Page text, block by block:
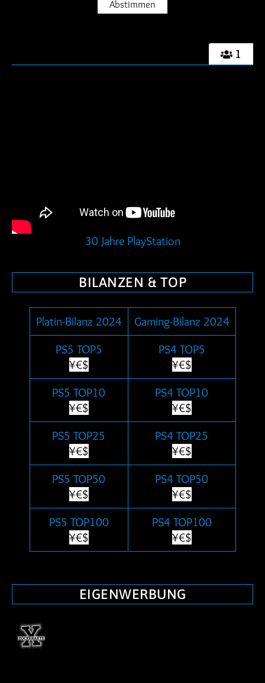
1
30 Jahre PlayStation
BILANZEN & TOP
Platin-Bilanz 2024
Gaming-Bilanz 2024
PS5 TOP5
¥€$
PS4 TOP5
¥€$
PS5 TOP10
¥€$
PS4 TOP10
¥€$
PS5 TOP25
¥€$
PS4 TOP25
¥€$
PS5 TOP50
¥€$
PS4 TOP50
¥€$
PS5 TOP100
¥€$
PS4 TOP100
¥€$
EIGENWERBUNG